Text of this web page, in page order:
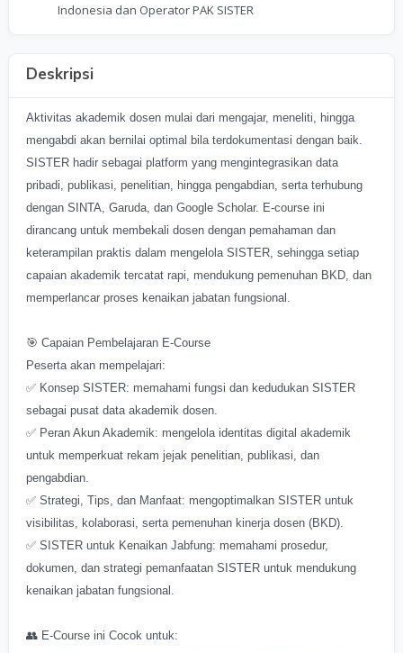
Indonesia dan Operator PAK SISTER
Deskripsi
Aktivitas akademik dosen mulai dari mengajar, meneliti, hingga
mengabdi akan bernilai optimal bila terdokumentasi dengan baik.
SISTER hadir sebagai platform yang mengintegrasikan data
pribadi, publikasi, penelitian, hingga pengabdian, serta terhubung
dengan SINTA, Garuda, dan Google Scholar. E-course ini
dirancang untuk membekali dosen dengan pemahaman dan
keterampilan praktis dalam mengelola SISTER, sehingga setiap
capaian akademik tercatat rapi, mendukung pemenuhan BKD, dan
memperlancar proses kenaikan jabatan fungsional.
🎯 Capaian Pembelajaran E-Course
Peserta akan mempelajari:
✅ Konsep SISTER: memahami fungsi dan kedudukan SISTER
sebagai pusat data akademik dosen.
✅ Peran Akun Akademik: mengelola identitas digital akademik
untuk memperkuat rekam jejak penelitian, publikasi, dan
pengabdian.
✅ Strategi, Tips, dan Manfaat: mengoptimalkan SISTER untuk
visibilitas, kolaborasi, serta pemenuhan kinerja dosen (BKD).
✅ SISTER untuk Kenaikan Jabfung: memahami prosedur,
dokumen, dan strategi pemanfaatan SISTER untuk mendukung
kenaikan jabatan fungsional.
👥 E-Course ini Cocok untuk: